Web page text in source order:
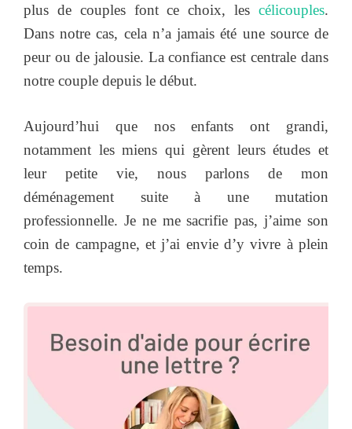
plus de couples font ce choix, les célicouples.
Dans notre cas, cela n’a jamais été une source de
peur ou de jalousie. La confiance est centrale dans
notre couple depuis le début.
Aujourd’hui que nos enfants ont grandi,
notamment les miens qui gèrent leurs études et
leur petite vie, nous parlons de mon
déménagement suite à une mutation
professionnelle. Je ne me sacrifie pas, j’aime son
coin de campagne, et j’ai envie d’y vivre à plein
temps.